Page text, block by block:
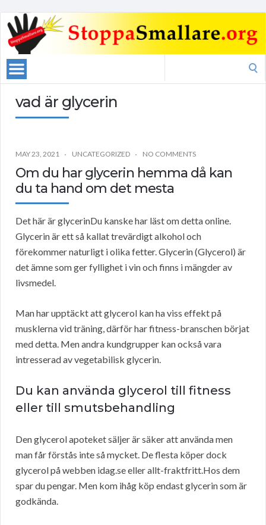
vad är glycerin
MAY 23, 2021 UNCATEGORIZED NO COMMENTS
Om du har glycerin hemma då kan
du ta hand om det mesta
Det här är glycerinDu kanske har läst om detta online.
Glycerin är ett så kallat trevärdigt alkohol och
förekommer naturligt i olika fetter. Glycerin (Glycerol) är
det ämne som ger fyllighet i vin och finns i mängder av
livsmedel.
Man har upptäckt att glycerol kan ha viss effekt på
musklerna vid träning, därför har fitness-branschen börjat
med detta. Men andra kundgrupper kan också vara
intresserad av vegetabilisk glycerin.
Du kan använda glycerol till fitness
eller till smutsbehandling
Den glycerol apoteket säljer är säker att använda men
man får förstås inte så mycket. De flesta köper dock
glycerol på webben idag.se eller allt-fraktfritt.Hos dem
spar du pengar. Men kom ihåg köp endast glycerin som är
godkända.